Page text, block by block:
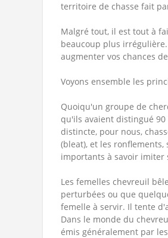
territoire de chasse fait
Malgré tout, il est tout à
beaucoup plus
augmenter vos chances
Voyons ensemble les
Quoiqu'un groupe de
qu'ils avaient distingué
distincte, pour nous,
(bleat), et les
importants à savoir imiter
Les femelles chevreuil
perturbées ou que
femelle à servir. Il tente
Dans le monde du
émis généralement par